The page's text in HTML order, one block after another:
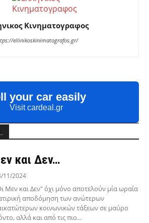
Κινηματογραφος
ellinikoskinimatografos.gr/
your car easily
Visit cardeal.gr
και Δεν…
11/2024
Μεν και Δεν" όχι μόνο αποτελούν μία ωραία
αποδόμηση των ανώτερων
κοινωνικών τάξεων σε μαύρο
αλλά και από τις πιο...